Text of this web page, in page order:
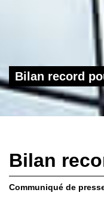
Bilan record
Bilan
Communiqué de